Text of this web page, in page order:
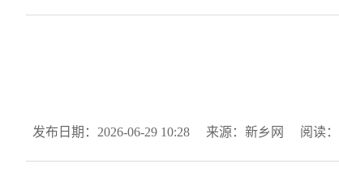
发布日期：2026-06-29 10:28 来源：新乡网 阅读：